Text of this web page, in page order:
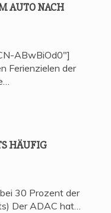
AUTO NACH
ABwBiOd0"]
Ferienzielen der
HÄU­FIG
30 Prozent der
Der ADAC hat…